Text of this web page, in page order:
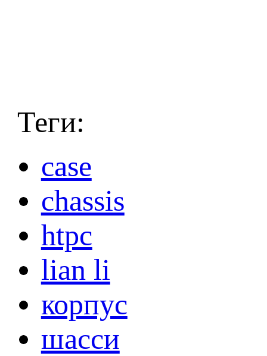
Теги:
case
chassis
htpc
lian li
корпус
шасси